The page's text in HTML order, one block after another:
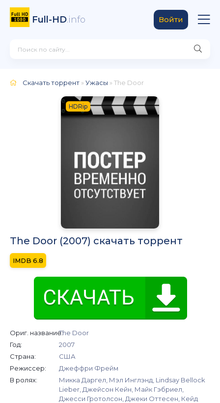
Full-HD.info Войти
Скачать торрент »Ужасы » The Door
HDRip
The Door (2007) скачать торрент
6.8
Ориг. название:The Door
Год:
2007
Страна:
США
Режиссер:
Джеффри Фрейм
В ролях:
Микка Даргел, Мэл Инглэнд, Lindsay Bellock
Lieber, Джейсон Кейн, Майк Гэбриел,
Джесси Гротолсон, Джеки Оттесен, Кейд